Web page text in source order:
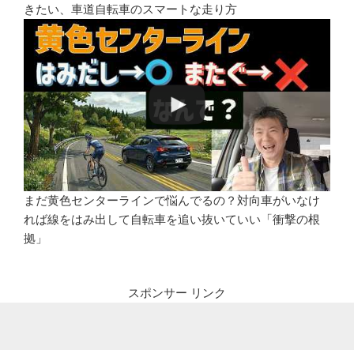
きたい、車道自転車のスマートな走り方
まだ黄色センターラインで悩んでるの？対向車がいなけ
れば線をはみ出して自転車を追い抜いていい「衝撃の根
拠」
スポンサー リンク